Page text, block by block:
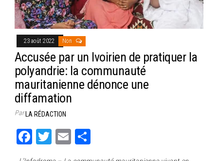
23 août 2022 Non
Accusée par un Ivoirien de pratiquer la
polyandrie: la communauté
mauritanienne dénonce une
diffamation
ParLA RÉDACTION
Fa T
E